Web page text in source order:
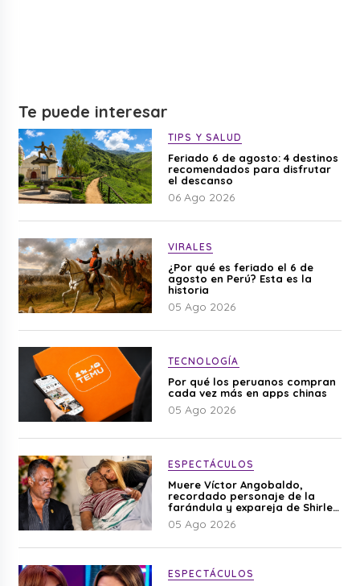
Te puede interesar
TIPS Y SALUD
Feriado 6 de agosto: 4 destinos
recomendados para disfrutar
el descanso
06 Ago 2026
VIRALES
¿Por qué es feriado el 6 de
agosto en Perú? Esta es la
historia
05 Ago 2026
TECNOLOGÍA
Por qué los peruanos compran
cada vez más en apps chinas
05 Ago 2026
ESPECTÁCULOS
Muere Víctor Angobaldo,
recordado personaje de la
farándula y expareja de Shirley
Cherres
05 Ago 2026
ESPECTÁCULOS